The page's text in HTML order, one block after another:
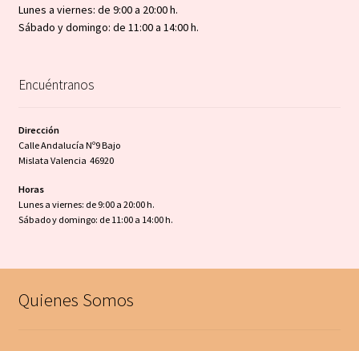
Lunes a viernes: de 9:00 a 20:00 h.
Sábado y domingo: de 11:00 a 14:00 h.
Encuéntranos
Dirección
Calle Andalucía Nº9 Bajo
Mislata Valencia 46920
Horas
Lunes a viernes: de 9:00 a 20:00 h.
Sábado y domingo: de 11:00 a 14:00 h.
Quienes Somos